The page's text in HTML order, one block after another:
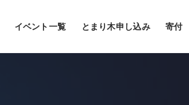
イベント一覧 とまり木申し込み 寄付